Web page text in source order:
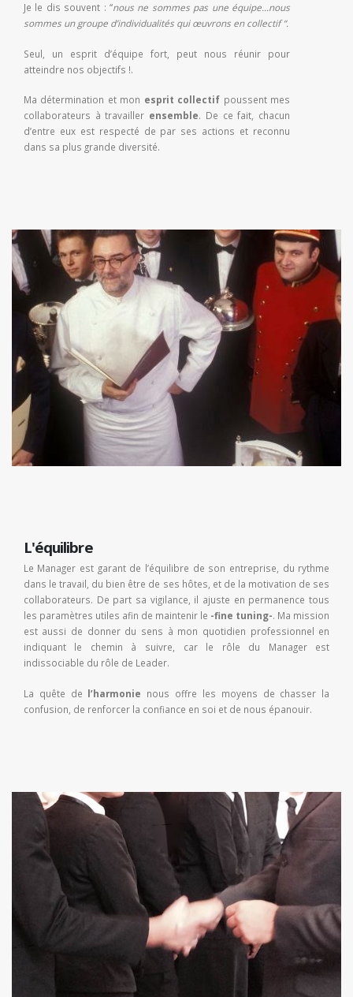
Je le dis souvent : “nous ne sommes pas une équipe…nous
sommes un groupe d’individualités qui œuvrons en collectif “.
Seul, un esprit d’équipe fort, peut nous réunir pour
atteindre nos objectifs !.
Ma détermination et mon esprit collectif poussent mes
collaborateurs à travailler ensemble. De ce fait, chacun
d’entre eux est respecté de par ses actions et reconnu
dans sa plus grande diversité.
L'équilibre
Le Manager est garant de l’équilibre de son entreprise, du rythme
dans le travail, du bien être de ses hôtes, et de la motivation de ses
collaborateurs. De part sa vigilance, il ajuste en permanence tous
les paramètres utiles afin de maintenir le -fine tuning-. Ma mission
est aussi de donner du sens à mon quotidien professionnel en
indiquant le chemin à suivre, car le rôle du Manager est
indissociable du rôle de Leader.
La quête de l’harmonie nous offre les moyens de chasser la
confusion, de renforcer la confiance en soi et de nous épanouir.